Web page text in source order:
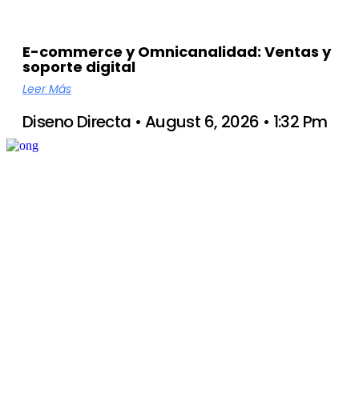
E-commerce y Omnicanalidad: Ventas y
soporte digital
Leer Más
Diseno Directa August 6, 2026 1:32 Pm